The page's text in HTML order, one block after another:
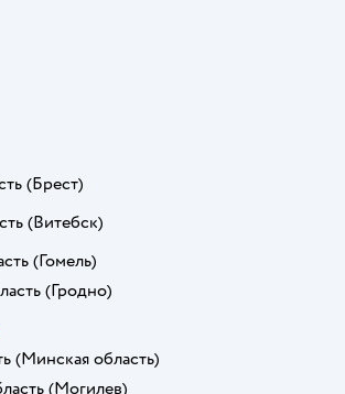
(Брест)
(Витебск)
(Гомель)
(Гродно)
(Минская область)
(Могилев)